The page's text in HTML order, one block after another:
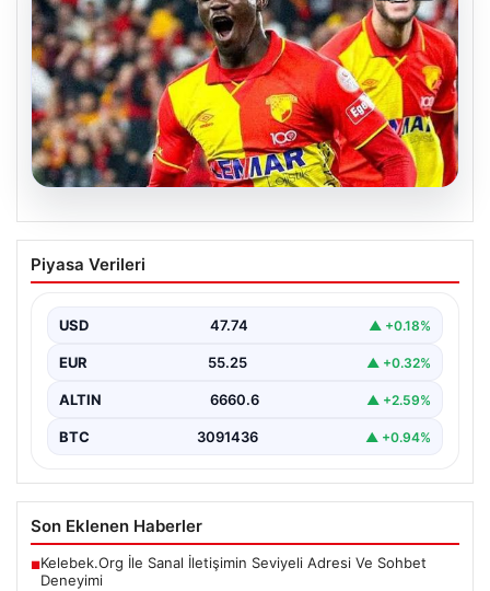
07.08.2026
Göztepe para basacak! Yine dev satış
geliyor
Piyasa Verileri
USD 47.74 ▲ +0.18%
EUR 55.25 ▲ +0.32%
ALTIN 6660.6 ▲ +2.59%
BTC 3091436 ▲ +0.94%
Son Eklenen Haberler
■Kelebek.Org İle Sanal İletişimin Seviyeli Adresi Ve Sohbet
Deneyimi